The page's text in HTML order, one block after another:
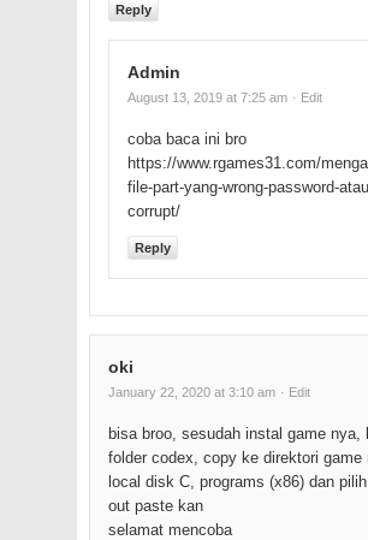
Reply
Admin
August 13, 2019 at 7:25 am · Edit
coba baca ini bro
https://www.rgames31.com/
file-part-yang-wrong-password-
corrupt/
Reply
oki
January 22, 2020 at 3:10 am · Edit
bisa broo, sesudah instal game nya,
folder codex, copy ke direktori game
local disk C, programs (x86) dan
out paste kan
selamat mencoba